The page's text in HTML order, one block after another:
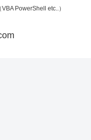
PowerShell etc..）